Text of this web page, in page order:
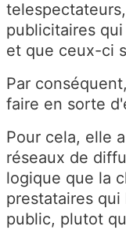
publicitaires
et que ceux-ci
Par
faire en sorte
Pour cela, elle
réseaux de
logique que la
prestataires
public, plutot